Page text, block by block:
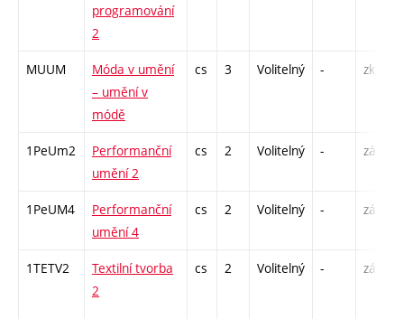
programování
2
MUUM
Móda v umění
– umění v
módě
cs 3 Volitelný - zk
1PeUm2
Performanční
umění 2
cs 2 Volitelný - zá
1PeUM4
Performanční
umění 4
cs 2 Volitelný - zá
1TETV2
Textilní tvorba
2
cs 2 Volitelný - zá